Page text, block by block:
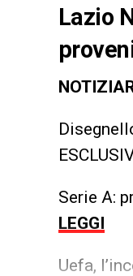
Lazio
Serie A:
LEGGI
Uefa,